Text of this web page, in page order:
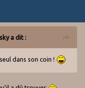
a dit :
dans son coin !